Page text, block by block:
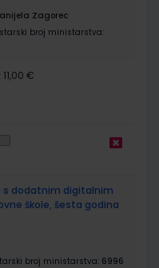
Zagorec
broj ministarstva:
11,00 €
s dodatnim digitalnim
škole, šesta godina
broj ministarstva: 6996